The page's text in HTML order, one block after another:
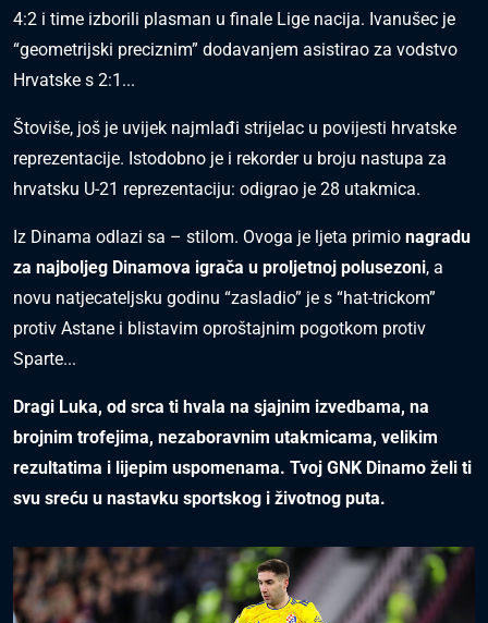
4:2 i time izborili plasman u finale Lige nacija. Ivanušec je
“geometrijski preciznim” dodavanjem asistirao za vodstvo
Hrvatske s 2:1...
Štoviše, još je uvijek najmlađi strijelac u povijesti hrvatske
reprezentacije. Istodobno je i rekorder u broju nastupa za
hrvatsku U-21 reprezentaciju: odigrao je 28 utakmica.
Iz Dinama odlazi sa – stilom. Ovoga je ljeta primio nagradu
za najboljeg Dinamova igrača u proljetnoj polusezoni, a
novu natjecateljsku godinu “zasladio” je s “hat-trickom”
protiv Astane i blistavim oproštajnim pogotkom protiv
Sparte...
Dragi Luka, od srca ti hvala na sjajnim izvedbama, na
brojnim trofejima, nezaboravnim utakmicama, velikim
rezultatima i lijepim uspomenama. Tvoj GNK Dinamo želi ti
svu sreću u nastavku sportskog i životnog puta.